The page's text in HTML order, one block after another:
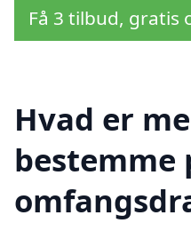
Få 3 tilbud, gratis
Hvad er
bestemme